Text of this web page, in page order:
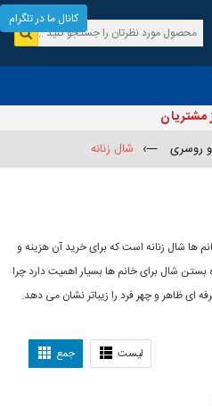
مشتریان
روسری —› شال زنانه
ها شال زنانه است که برای خرید آن هزینه و
شال برای خانم ها بسیار اهمیت دارد چرا
ای ظاهر و چهر فرد را زیباتر نشان می دهد.
لیست جمع
کانال ما در تلگرام